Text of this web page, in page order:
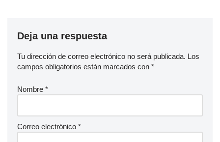
Deja una respuesta
Tu dirección de correo electrónico no será publicada. Los
campos obligatorios están marcados con *
Nombre *
Correo electrónico *